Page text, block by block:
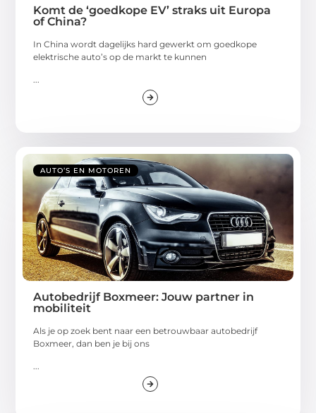
Komt de ‘goedkope EV’ straks uit Europa
of China?
In China wordt dagelijks hard gewerkt om goedkope
elektrische auto’s op de markt te kunnen
...
AUTO’S EN MOTOREN
Autobedrijf Boxmeer: Jouw partner in
mobiliteit
Als je op zoek bent naar een betrouwbaar autobedrijf
Boxmeer, dan ben je bij ons
...